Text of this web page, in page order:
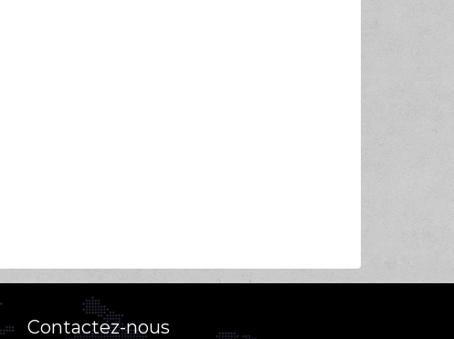
Contactez-nous